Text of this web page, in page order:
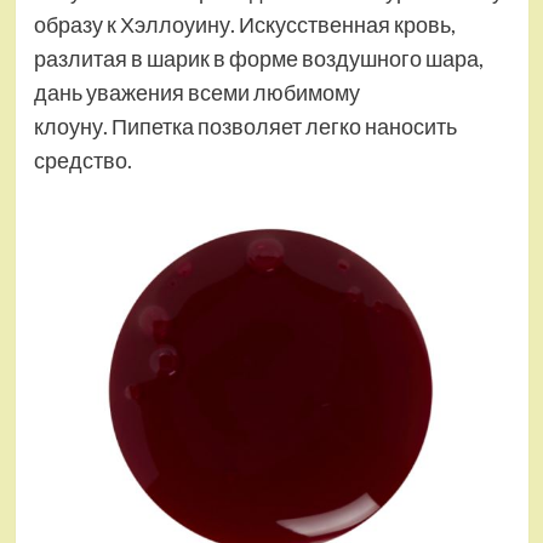
образу к Хэллоуину. Искусственная кровь,
разлитая в шарик в форме воздушного шара,
дань уважения всеми любимому
клоуну. Пипетка позволяет легко наносить
средство.